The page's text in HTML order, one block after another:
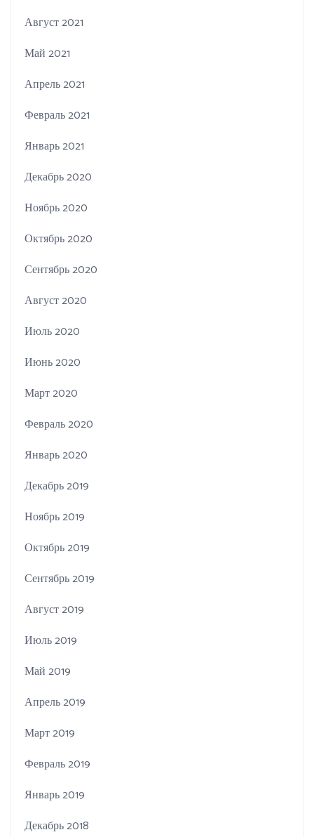
Август 2021
Май 2021
Апрель 2021
Февраль 2021
Январь 2021
Декабрь 2020
Ноябрь 2020
Октябрь 2020
Сентябрь 2020
Август 2020
Июль 2020
Июнь 2020
Март 2020
Февраль 2020
Январь 2020
Декабрь 2019
Ноябрь 2019
Октябрь 2019
Сентябрь 2019
Август 2019
Июль 2019
Май 2019
Апрель 2019
Март 2019
Февраль 2019
Январь 2019
Декабрь 2018